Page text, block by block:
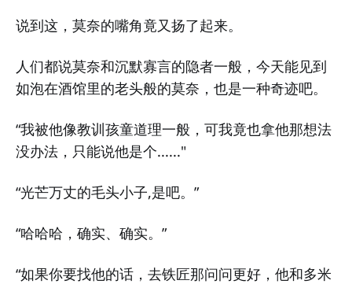
说到这，莫奈的嘴角竟又扬了起来。
人们都说莫奈和沉默寡言的隐者一般，今天能见到
如泡在酒馆里的老头般的莫奈，也是一种奇迹吧。
“我被他像教训孩童道理一般，可我竟也拿他那想法
没办法，只能说他是个......"
“光芒万丈的毛头小子,是吧。”
“哈哈哈，确实、确实。”
“如果你要找他的话，去铁匠那问问更好，他和多米